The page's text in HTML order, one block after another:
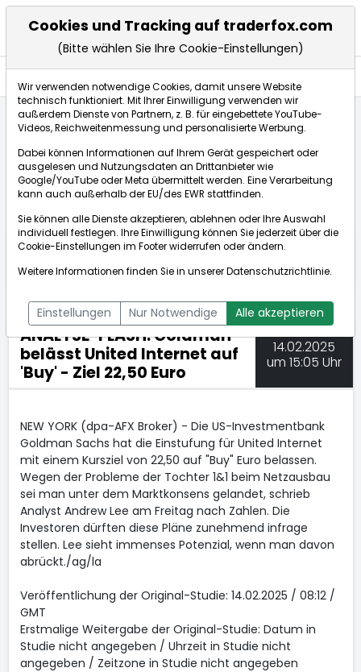
ANALYSE-FLASH: Goldman belässt United Internet au...
dpa-AFX Compact
ÜBERSICHT DPA-AFX PROFEED
DPA-AFX COMPACT
NEWSBOT
ANALYSE-FLASH: Goldman
belässt United Internet auf
'Buy' - Ziel 22,50 Euro
14.02.2025
um 15:05 Uhr
NEW YORK (dpa-AFX Broker) - Die US-Investmentbank
Goldman Sachs hat die Einstufung für United Internet
mit einem Kursziel von 22,50 auf "Buy" Euro belassen.
Wegen der Probleme der Tochter 1&1 beim Netzausbau
sei man unter dem Marktkonsens gelandet, schrieb
Analyst Andrew Lee am Freitag nach Zahlen. Die
Investoren dürften diese Pläne zunehmend infrage
stellen. Lee sieht immenses Potenzial, wenn man davon
abrückt./ag/la
Veröffentlichung der Original-Studie: 14.02.2025 / 08:12 /
GMT
Erstmalige Weitergabe der Original-Studie: Datum in
Studie nicht angegeben / Uhrzeit in Studie nicht
angegeben / Zeitzone in Studie nicht angegeben
Cookies und Tracking auf traderfox.com
(Bitte wählen Sie Ihre Cookie-Einstellungen)
Wir verwenden notwendige Cookies, damit unsere Website
technisch funktioniert. Mit Ihrer Einwilligung verwenden wir
außerdem Dienste von Partnern, z. B. für eingebettete YouTube-
Videos, Reichweitenmessung und personalisierte Werbung.
Dabei können Informationen auf Ihrem Gerät gespeichert oder
ausgelesen und Nutzungsdaten an Drittanbieter wie
Google/YouTube oder Meta übermittelt werden. Eine Verarbeitung
kann auch außerhalb der EU/des EWR stattfinden.
Sie können alle Dienste akzeptieren, ablehnen oder Ihre Auswahl
individuell festlegen. Ihre Einwilligung können Sie jederzeit über die
Cookie-Einstellungen im Footer widerrufen oder ändern.
Weitere Informationen finden Sie in unsererDatenschutzrichtlinie.
Einstellungen Nur Notwendige Alle akzeptieren